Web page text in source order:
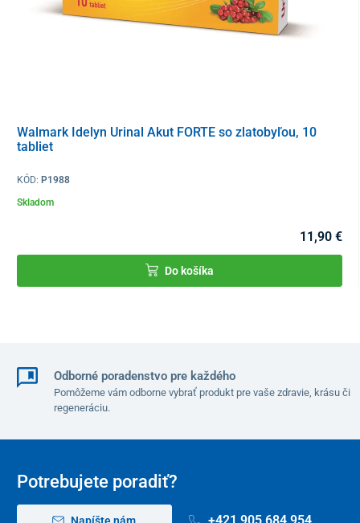
Walmark Idelyn Urinal Akut FORTE so zlatobyľou, 10
tabliet
KÓD: P1988
Skladom
11,90 €
Do košíka
Odborné poradenstvo pre každého
Pomôžeme vám odborne vybrať produkt pre vaše zdravie, krásu či
regeneráciu.
Potrebujete poradiť?
Napíšte nám